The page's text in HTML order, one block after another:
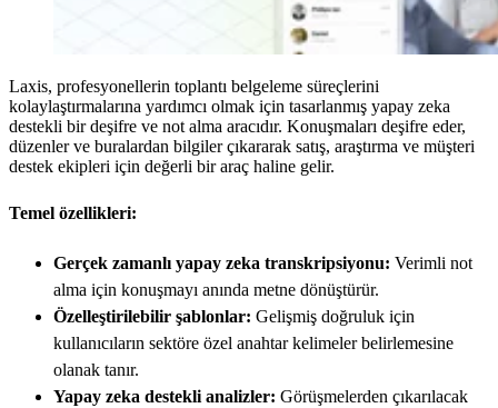
Laxis, profesyonellerin toplantı belgeleme süreçlerini
kolaylaştırmalarına yardımcı olmak için tasarlanmış yapay zeka
destekli bir deşifre ve not alma aracıdır. Konuşmaları deşifre eder,
düzenler ve buralardan bilgiler çıkararak satış, araştırma ve müşteri
destek ekipleri için değerli bir araç haline gelir.
Temel özellikleri:
Gerçek zamanlı yapay zeka transkripsiyonu: Verimli not
alma için konuşmayı anında metne dönüştürür.
Özelleştirilebilir şablonlar: Gelişmiş doğruluk için
kullanıcıların sektöre özel anahtar kelimeler belirlemesine
olanak tanır.
Yapay zeka destekli analizler: Görüşmelerden çıkarılacak